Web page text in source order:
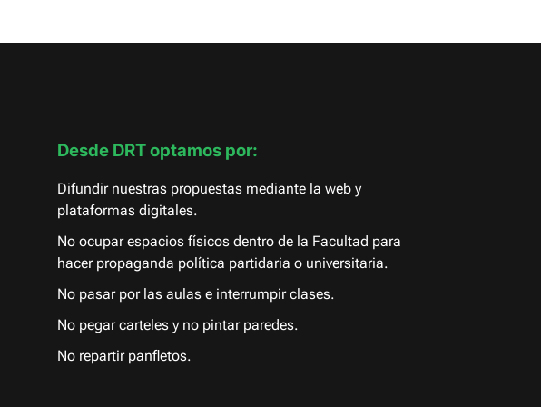
Desde DRT optamos por:
Difundir nuestras propuestas mediante la web y
plataformas digitales.
No ocupar espacios físicos dentro de la Facultad para
hacer propaganda política partidaria o universitaria.
No pasar por las aulas e interrumpir clases.
No pegar carteles y no pintar paredes.
No repartir panfletos.